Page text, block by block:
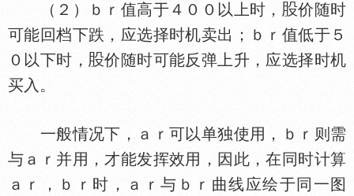
（２）ｂｒ值高于４００以上时，
价随时
可能回档下跌，应选择时机卖出；ｂｒ值低于５
０以下时，
价随时可能反弹上升，应选择时机
买入。
一般情况下，ａｒ可以单独使用，ｂｒ则需
与ａｒ并用，才能发挥效用，因此，在同时计算
ａｒ，ｂｒ时，ａｒ与ｂｒ曲线应绘于同一图